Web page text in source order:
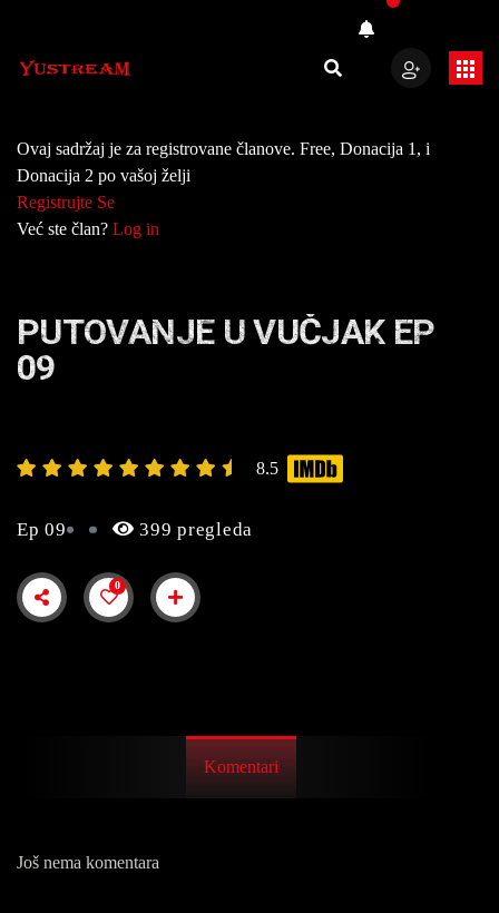
Ovaj sadržaj je za registrovane članove. Free, Donacija 1, i
Donacija 2 po vašoj želji
Registrujte Se
Već ste član? Log in
PUTOVANJE U VUČJAK EP
09
8.5
Ep 09 399 pregleda
0
Komentari
Još nema komentara